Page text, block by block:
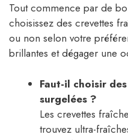
Tout commence par de
choisissez des crevettes
ou non selon votre
brillantes et dégager une
Faut-il choisir
surgelées ?
Les crevettes
trouvez ultra-